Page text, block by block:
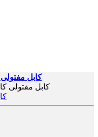
کابل مفتولی